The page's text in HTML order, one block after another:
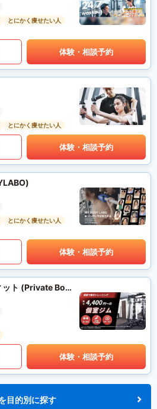
とにかく痩せたい人
体験・相談予約
とにかく痩せたい人
体験・相談予約
とにかく痩せたい人
体験・相談予約
プライベートボックスフィット (Private Box Fit)
体験・相談予約
目的別に探す